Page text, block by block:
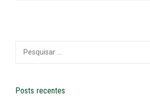
por:
Posts recentes